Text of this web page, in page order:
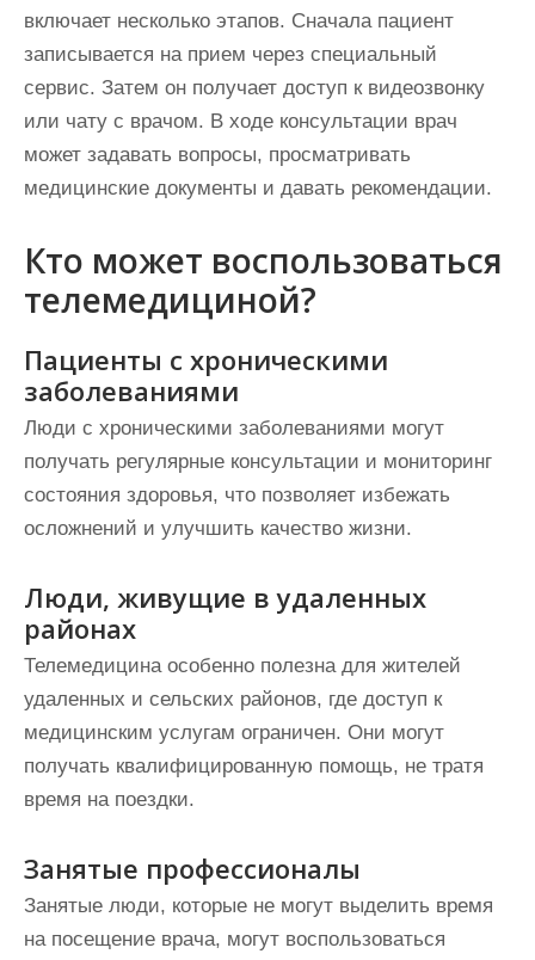
включает несколько этапов. Сначала пациент
записывается на прием через специальный
сервис. Затем он получает доступ к видеозвонку
или чату с врачом. В ходе консультации врач
может задавать вопросы, просматривать
медицинские документы и давать рекомендации.
Кто может воспользоваться
телемедициной?
Пациенты с хроническими
заболеваниями
Люди с хроническими заболеваниями могут
получать регулярные консультации и мониторинг
состояния здоровья, что позволяет избежать
осложнений и улучшить качество жизни.
Люди, живущие в удаленных
районах
Телемедицина особенно полезна для жителей
удаленных и сельских районов, где доступ к
медицинским услугам ограничен. Они могут
получать квалифицированную помощь, не тратя
время на поездки.
Занятые профессионалы
Занятые люди, которые не могут выделить время
на посещение врача, могут воспользоваться